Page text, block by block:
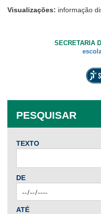
Visualizações: informação
SECRETARIA
PESQUISAR
TEXTO
DE
ATÉ